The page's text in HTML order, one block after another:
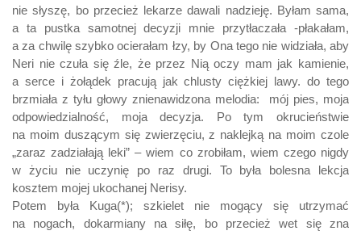
nie słyszę, bo przecież lekarze dawali nadzieję. Byłam sama,
a ta pustka samotnej decyzji mnie przytłaczała -płakałam,
a za chwilę szybko ocierałam łzy, by Ona tego nie widziała, aby
Neri nie czuła się źle, że przez Nią oczy mam jak kamienie,
a serce i żołądek pracują jak chlusty ciężkiej lawy. do tego
brzmiała z tyłu głowy znienawidzona melodia: mój pies, moja
odpowiedzialność, moja decyzja. Po tym okrucieństwie
na moim duszącym się zwierzęciu, z naklejką na moim czole
„zaraz zadziałają leki” – wiem co zrobiłam, wiem czego nigdy
w życiu nie uczynię po raz drugi. To była bolesna lekcja
kosztem mojej ukochanej Nerisy.
Potem była Kuga(*); szkielet nie mogący się utrzymać
na nogach, dokarmiany na siłę, bo przecież wet się zna